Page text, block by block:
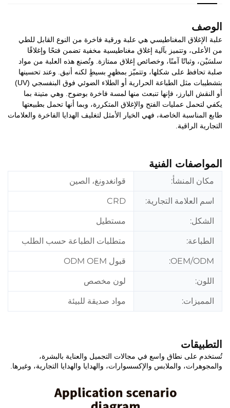
الوصف
علبة الإغلاق المغناطيسي هي علبة ورقية فاخرة من النوع القابل للطي
من الأعلى، وتتميز بآلية إغلاق مغناطيسية مخفية تضمن فتحًا وإغلاقًا
سلسَيْن، وثباتًا آمنًا، وخصائص إغلاق ممتازة. وتُصنع هذه العلبة من مواد
صلبة تحافظ على شكلها، وتتميّز بمظهرٍ بسيطٍ لكنه أنيق. وعند تحسينها
بتشطيبات مثل الطباعة الحرارية أو الطلاء الضوئي فوق البنفسجي (UV)
أو النقش البارز، فإنها تنبعث منها لمسة فاخرة بوضوح. وهي متينة بما
يكفي لتحمل عمليات الفتح والإغلاق المتكررة، وبما أنها تحمل بطبيعتها
طابع المناسبة الخاصة، فهي الخيار الأمثل لتغليف الهدايا الفاخرة والعلامات
التجارية الراقية.
المواصفات الفنية
مكان المنشأ: قوانغدونغ، الصين
اسم العلامة التجارية: CRD
الشكل: مستطيل
الطباعة: متطلبات الطباعة حسب الطلب
OEM/ODM: قبول ODM OEM
اللون: لون مخصص
المميزات: مواد صديقة للبيئة
التطبيقات
تُستخدم على نطاق واسع في مجالات التجميل والعناية بالبشرة،
والمجوهرات، والملابس والإكسسوارات، والهدايا والهدايا التجارية، وغيرها.